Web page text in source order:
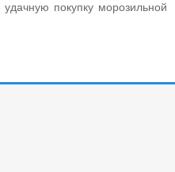
покупку морозильной